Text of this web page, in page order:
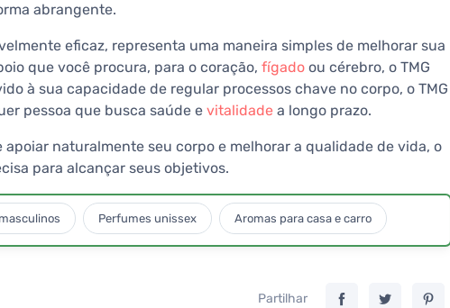
abrangente.
eficaz, representa uma maneira simples de melhorar sua
que você procura, para o coração, fígado ou cérebro, o TMG
à sua capacidade de regular processos chave no corpo, o TMG
pessoa que busca saúde e vitalidade a longo prazo.
naturalmente seu corpo e melhorar a qualidade de vida, o
para alcançar seus objetivos.
Perfumes unissex Aromas para casa e carro
Partilhar